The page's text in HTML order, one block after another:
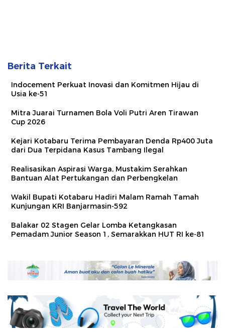
Berita Terkait
Indocement Perkuat Inovasi dan Komitmen Hijau di
Usia ke-51
Mitra Juarai Turnamen Bola Voli Putri Aren Tirawan
Cup 2026
Kejari Kotabaru Terima Pembayaran Denda Rp400 Juta
dari Dua Terpidana Kasus Tambang Ilegal
Realisasikan Aspirasi Warga, Mustakim Serahkan
Bantuan Alat Pertukangan dan Perbengkelan
Wakil Bupati Kotabaru Hadiri Malam Ramah Tamah
Kunjungan KRI Banjarmasin-592
Balakar 02 Stagen Gelar Lomba Ketangkasan
Pemadam Junior Season 1, Semarakkan HUT RI ke-81